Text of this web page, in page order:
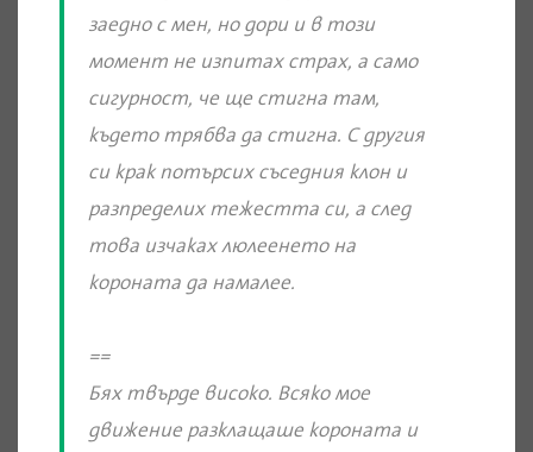
заедно с мен, но дори и в този
момент не изпитах страх, а само
сигурност, че ще стигна там,
където трябва да стигна. С другия
си крак потърсих съседния клон и
разпределих тежестта си, а след
това изчаках люлеенето на
короната да намалее.
==
Бях твърде високо. Всяко мое
движение разклащаше короната и